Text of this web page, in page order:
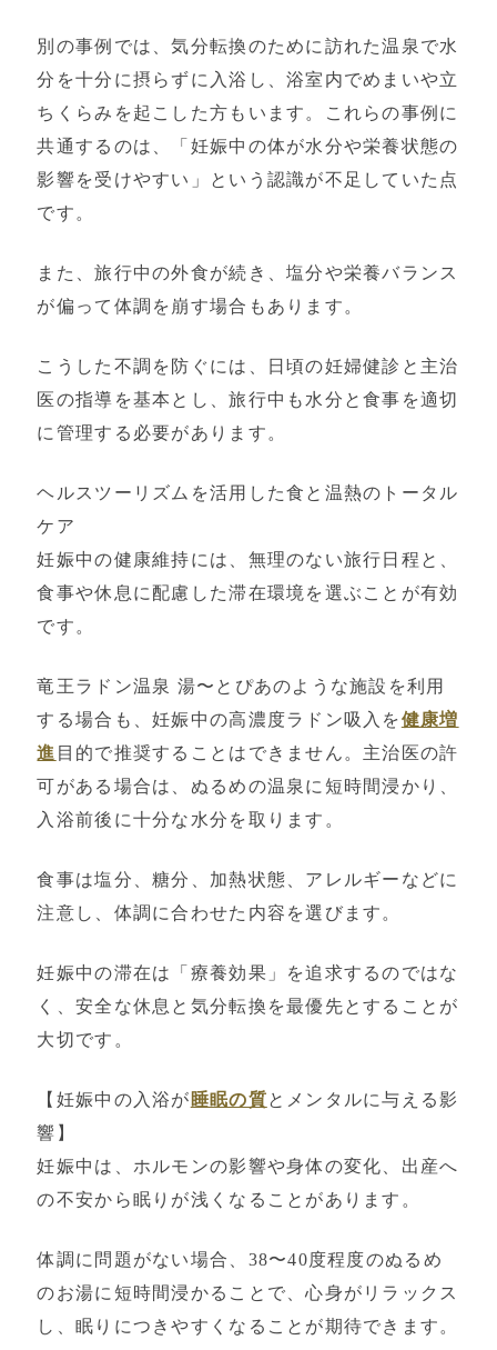
別の事例では、気分転換のために訪れた温泉で水
分を十分に摂らずに入浴し、浴室内でめまいや立
ちくらみを起こした方もいます。これらの事例に
共通するのは、「妊娠中の体が水分や栄養状態の
影響を受けやすい」という認識が不足していた点
です。
また、旅行中の外食が続き、塩分や栄養バランス
が偏って体調を崩す場合もあります。
こうした不調を防ぐには、日頃の妊婦健診と主治
医の指導を基本とし、旅行中も水分と食事を適切
に管理する必要があります。
ヘルスツーリズムを活用した食と温熱のトータル
ケア
妊娠中の健康維持には、無理のない旅行日程と、
食事や休息に配慮した滞在環境を選ぶことが有効
です。
竜王ラドン温泉 湯〜とぴあのような施設を利用
する場合も、妊娠中の高濃度ラドン吸入を健康増
進 目的で推奨することはできません。主治医の許
可がある場合は、ぬるめの温泉に短時間浸かり、
入浴前後に十分な水分を取ります。
食事は塩分、糖分、加熱状態、アレルギーなどに
注意し、体調に合わせた内容を選びます。
妊娠中の滞在は「療養効果」を追求するのではな
く、安全な休息と気分転換を最優先とすることが
大切です。
【妊娠中の入浴が 睡眠の質とメンタルに与える影
響】
妊娠中は、ホルモンの影響や身体の変化、出産へ
の不安から眠りが浅くなることがあります。
体調に問題がない場合、38〜40度程度のぬるめ
のお湯に短時間浸かることで、心身がリラックス
し、眠りにつきやすくなることが期待できます。